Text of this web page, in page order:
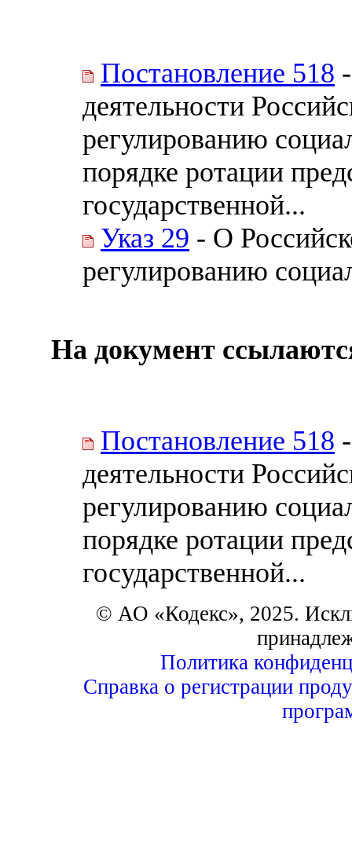
Постановление 518
деятельности
регулированию
порядке ротации
государственной...
Указ 29 - О
регулированию
На документ
Постановление 518
деятельности
регулированию
порядке ротации
государственной...
© АО «Кодекс», 2025.
Политика
Справка о регистрации